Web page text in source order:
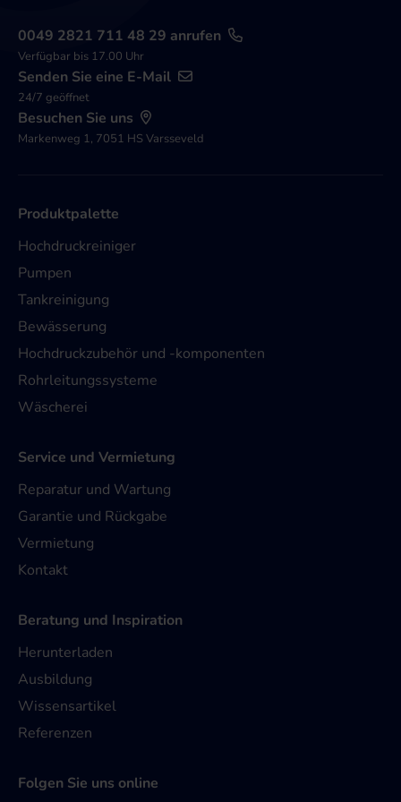
0049 2821 711 48 29 anrufen
Verfügbar bis 17.00 Uhr
Senden Sie eine E-Mail
24/7 geöffnet
Besuchen Sie uns
Markenweg 1, 7051 HS Varsseveld
Produktpalette
Hochdruckreiniger
Pumpen
Tankreinigung
Bewässerung
Hochdruckzubehör und -komponenten
Rohrleitungssysteme
Wäscherei
Service und Vermietung
Reparatur und Wartung
Garantie und Rückgabe
Vermietung
Kontakt
Beratung und Inspiration
Herunterladen
Ausbildung
Wissensartikel
Referenzen
Folgen Sie uns online